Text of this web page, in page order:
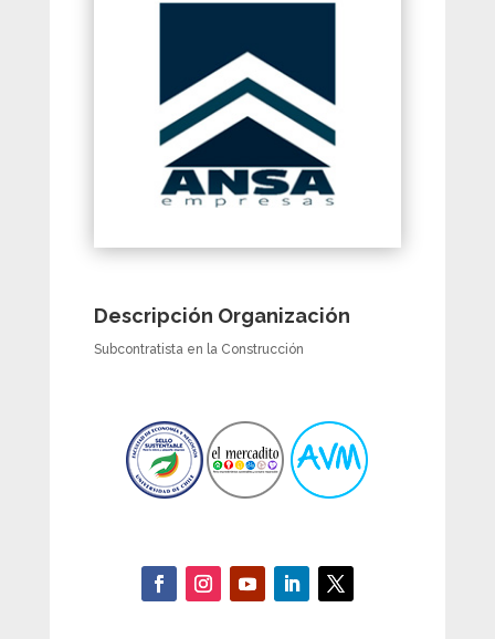
Descripción Organización
Subcontratista en la Construcción